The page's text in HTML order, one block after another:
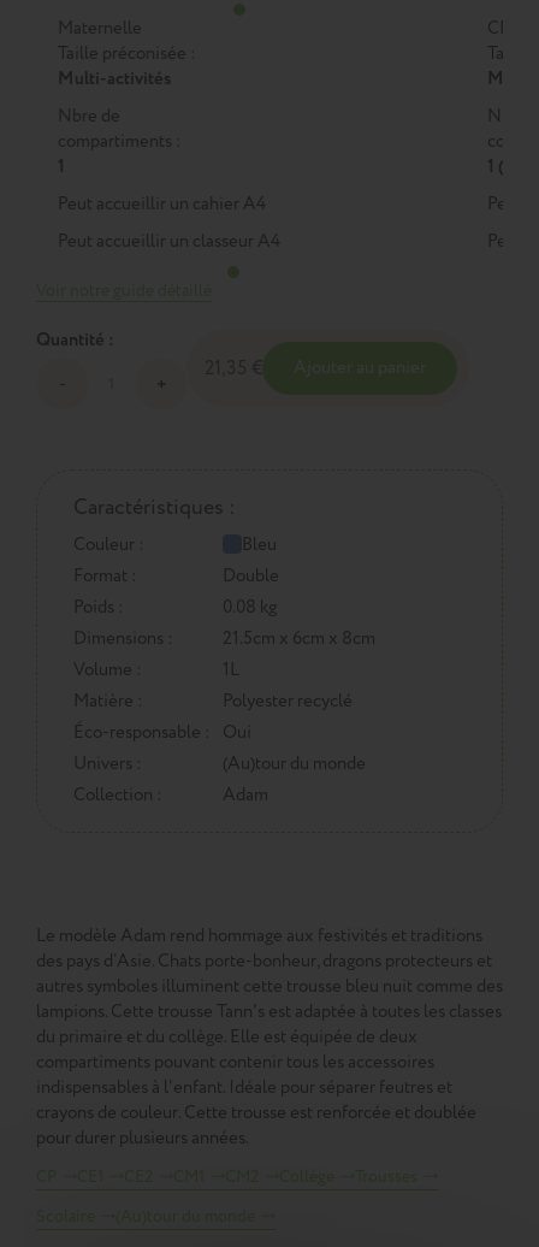
Maternelle
Taille préconisée :
Multi-activités
Nbre de
compartiments :
1
Peut accueillir un cahier A4
Peut accueillir un classeur A4
CP
Taille
M
Nbre
1 (M)
Peut
Peut
Quantité :
Caractéristiques :
Couleur :
Bleu
Format :
Double
Poids :
0.08 kg
Dimensions :
21.5cm x 6cm x 8cm
Volume :
1L
Matière :
Polyester recyclé
Éco-responsable :
Oui
Univers :
(Au)tour du monde
Collection :
Adam
Le modèle Adam rend hommage aux festivités et traditions
des pays d’Asie. Chats porte-bonheur, dragons protecteurs et
autres symboles illuminent cette trousse bleu nuit comme des
lampions. Cette trousse Tann's est adaptée à toutes les classes
du primaire et du collège. Elle est équipée de deux
compartiments pouvant contenir tous les accessoires
indispensables à l'enfant. Idéale pour séparer feutres et
crayons de couleur. Cette trousse est renforcée et doublée
pour durer plusieurs années.